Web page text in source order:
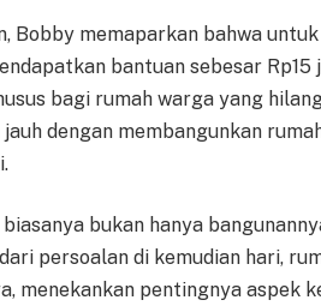
Bobby memaparkan bahwa
bantuan sebesar
bagi rumah warga yang
dengan membangunkan
biasanya bukan hanya
persoalan di kemudian hari,
menekankan pentingnya aspek